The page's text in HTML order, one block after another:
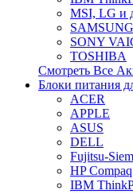
MSI, LG и
SAMSUNG
SONY
TOSHIBA
Смотреть Все
Блоки питания
ACER
APPLE
ASUS
DELL
Fujitsu-
HP Compaq
IBM